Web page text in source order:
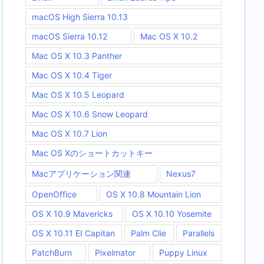
macOS High Sierra 10.13
macOS Sierra 10.12
Mac OS X 10.2
Mac OS X 10.3 Panther
Mac OS X 10.4 Tiger
Mac OS X 10.5 Leopard
Mac OS X 10.6 Snow Leopard
Mac OS X 10.7 Lion
Mac OS Xのショートカットキー
Macアプリケーション関連 Nexus7
OpenOffice
OS X 10.8 Mountain Lion
OS X 10.9 Mavericks
OS X 10.10 Yosemite
OS X 10.11 EI Capitan
Palm Clie
Parallels
PatchBurn
Pixelmator Puppy Linux